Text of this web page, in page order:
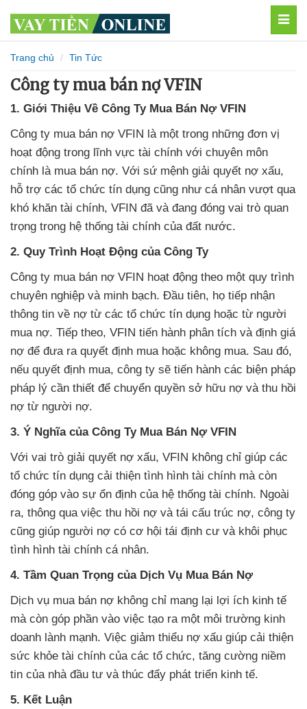
Trang chủ Tin Tức
Công ty mua bán nợ VFIN
1. Giới Thiệu Về Công Ty Mua Bán Nợ VFIN
Công ty mua bán nợ VFIN là một trong những đơn vị
hoạt động trong lĩnh vực tài chính với chuyên môn
chính là mua bán nợ. Với sứ mệnh giải quyết nợ xấu,
hỗ trợ các tổ chức tín dụng cũng như cá nhân vượt qua
khó khăn tài chính, VFIN đã và đang đóng vai trò quan
trọng trong hệ thống tài chính của đất nước.
2. Quy Trình Hoạt Động của Công Ty
Công ty mua bán nợ VFIN hoạt động theo một quy trình
chuyên nghiệp và minh bạch. Đầu tiên, họ tiếp nhận
thông tin về nợ từ các tổ chức tín dụng hoặc từ người
mua nợ. Tiếp theo, VFIN tiến hành phân tích và định giá
nợ để đưa ra quyết định mua hoặc không mua. Sau đó,
nếu quyết định mua, công ty sẽ tiến hành các biện pháp
pháp lý cần thiết để chuyển quyền sở hữu nợ và thu hồi
nợ từ người nợ.
3. Ý Nghĩa của Công Ty Mua Bán Nợ VFIN
Với vai trò giải quyết nợ xấu, VFIN không chỉ giúp các
tổ chức tín dụng cải thiện tình hình tài chính mà còn
đóng góp vào sự ổn định của hệ thống tài chính. Ngoài
ra, thông qua việc thu hồi nợ và tái cấu trúc nợ, công ty
cũng giúp người nợ có cơ hội tái định cư và khôi phục
tình hình tài chính cá nhân.
4. Tầm Quan Trọng của Dịch Vụ Mua Bán Nợ
Dịch vụ mua bán nợ không chỉ mang lại lợi ích kinh tế
mà còn góp phần vào việc tạo ra một môi trường kinh
doanh lành mạnh. Việc giảm thiểu nợ xấu giúp cải thiện
sức khỏe tài chính của các tổ chức, tăng cường niềm
tin của nhà đầu tư và thúc đẩy phát triển kinh tế.
5. Kết Luận